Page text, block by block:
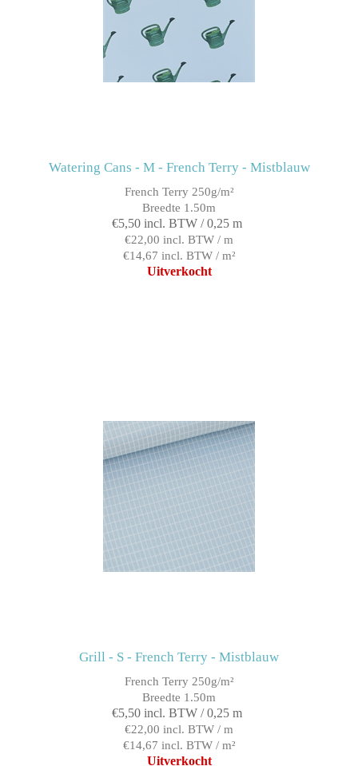
Watering Cans - M - French Terry - Mistblauw
French Terry 250g/m²
Breedte 1.50m
€5,50 incl. BTW / 0,25 m
€22,00 incl. BTW / m
€14,67 incl. BTW / m²
Uitverkocht
Grill - S - French Terry - Mistblauw
French Terry 250g/m²
Breedte 1.50m
€5,50 incl. BTW / 0,25 m
€22,00 incl. BTW / m
€14,67 incl. BTW / m²
Uitverkocht